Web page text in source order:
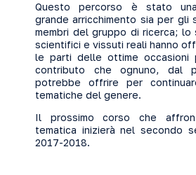
Questo percorso è stato
grande arricchimento sia per gli
membri del gruppo di ricerca; lo
scientifici e vissuti reali hanno
le parti delle ottime occasioni
contributo che ognuno, dal
potrebbe offrire per
tematiche del genere.
Il prossimo corso che
tematica inizierà nel secondo
2017-2018.